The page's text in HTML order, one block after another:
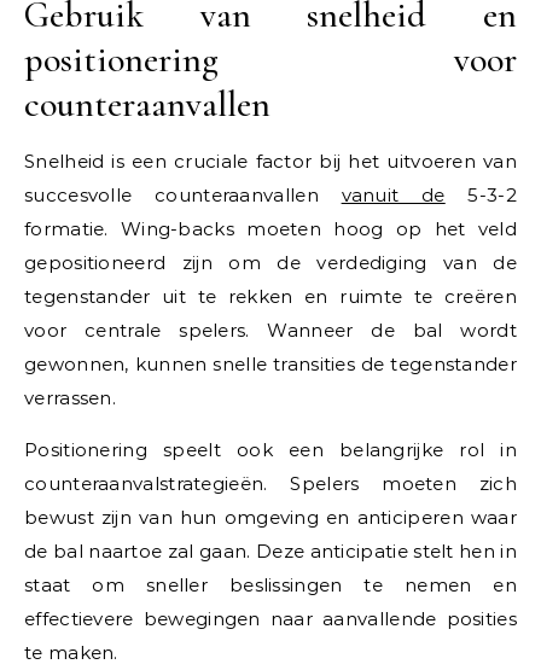
Gebruik van snelheid en
positionering voor
counteraanvallen
Snelheid is een cruciale factor bij het uitvoeren van
succesvolle counteraanvallen vanuit de 5-3-2
formatie. Wing-backs moeten hoog op het veld
gepositioneerd zijn om de verdediging van de
tegenstander uit te rekken en ruimte te creëren
voor centrale spelers. Wanneer de bal wordt
gewonnen, kunnen snelle transities de tegenstander
verrassen.
Positionering speelt ook een belangrijke rol in
counteraanvalstrategieën. Spelers moeten zich
bewust zijn van hun omgeving en anticiperen waar
de bal naartoe zal gaan. Deze anticipatie stelt hen in
staat om sneller beslissingen te nemen en
effectievere bewegingen naar aanvallende posities
te maken.